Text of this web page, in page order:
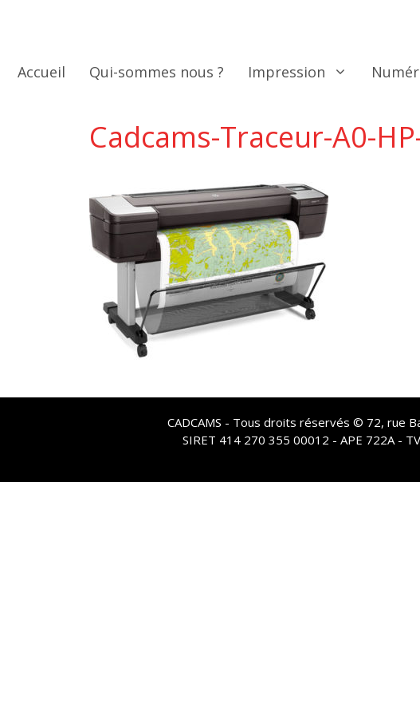
Accueil Qui-sommes nous ? Impression
Cadcams-Traceur-A0-
CADCAMS - Tous droits réservés © 72, rue
SIRET 414 270 355 00012 - APE 722A -